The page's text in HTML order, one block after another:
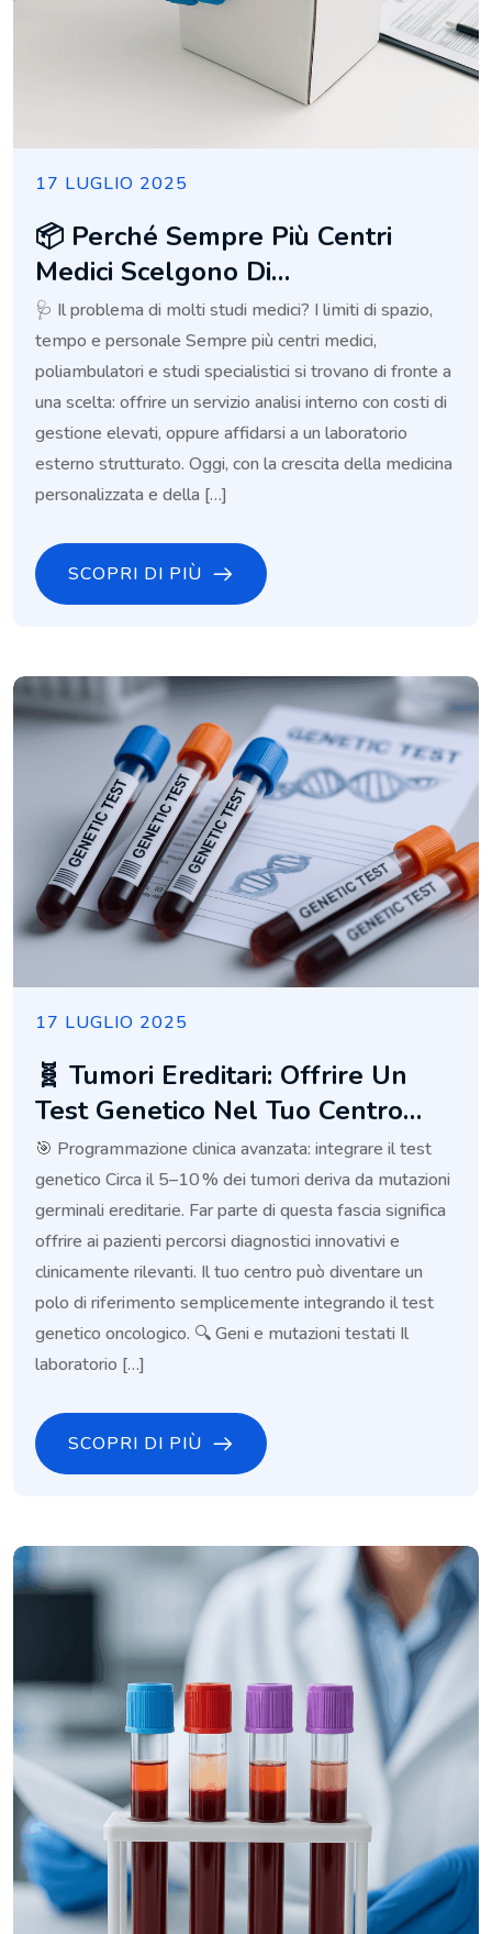
17 LUGLIO 2025
📦 Perché Sempre Più Centri
Medici Scelgono Di
Esternalizzare Le Analisi Di
Laboratorio (e Come Farlo Senza
Stress)
🩺 Il problema di molti studi medici? I limiti di spazio,
tempo e personale Sempre più centri medici,
poliambulatori e studi specialistici si trovano di fronte a
una scelta: offrire un servizio analisi interno con costi di
gestione elevati, oppure affidarsi a un laboratorio
esterno strutturato. Oggi, con la crescita della medicina
personalizzata e della […]
SCOPRI DI PIÙ
17 LUGLIO 2025
🧬 Tumori Ereditari: Offrire Un
Test Genetico Nel Tuo Centro
Medico Conviene (ecco Perché)
🎯 Programmazione clinica avanzata: integrare il test
genetico Circa il 5–10 % dei tumori deriva da mutazioni
germinali ereditarie. Far parte di questa fascia significa
offrire ai pazienti percorsi diagnostici innovativi e
clinicamente rilevanti. Il tuo centro può diventare un
polo di riferimento semplicemente integrando il test
genetico oncologico. 🔍 Geni e mutazioni testati Il
laboratorio […]
SCOPRI DI PIÙ